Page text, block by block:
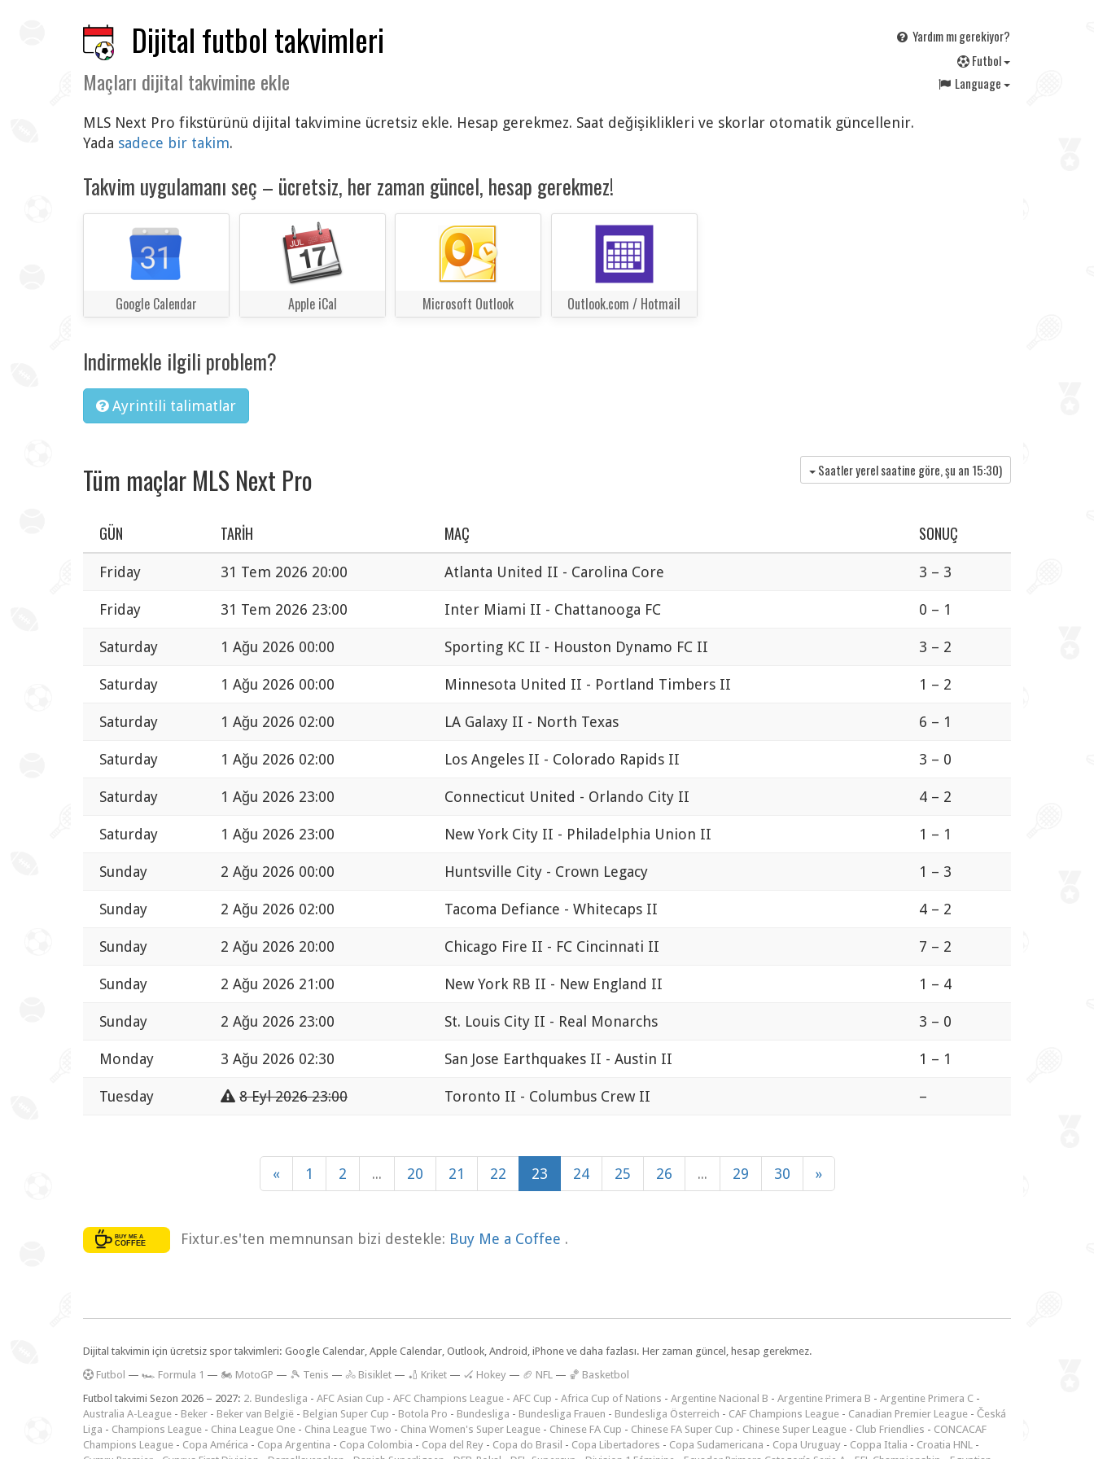
Dijital futbol takvimleri
Maçları dijital takvimine ekle
Yardım mı gerekiyor?
Futbol
Language
MLS Next Pro fikstürünü dijital takvimine ücretsiz ekle. Hesap gerekmez. Saat değişiklikleri ve skorlar otomatik güncellenir.
Yada sadece bir takim.
Takvim uygulamanı seç – ücretsiz, her zaman güncel, hesap gerekmez!
Google Calendar Apple iCal Microsoft Outlook Outlook.com / Hotmail
Indirmekle ilgili problem?
Ayrintili talimatlar
Tüm maçlar MLS Next Pro Saatler yerel saatine göre, şu an 15:30)
GÜN TARIH MAÇ SONUÇ
Friday 31 Tem 2026 20:00 Atlanta United II - Carolina Core 3 – 3
Friday 31 Tem 2026 23:00 Inter Miami II - Chattanooga FC 0 – 1
Saturday 1 Ağu 2026 00:00 Sporting KC II - Houston Dynamo FC II 3 – 2
Saturday 1 Ağu 2026 00:00 Minnesota United II - Portland Timbers II 1 – 2
Saturday 1 Ağu 2026 02:00 LA Galaxy II - North Texas 6 – 1
Saturday 1 Ağu 2026 02:00 Los Angeles II - Colorado Rapids II 3 – 0
Saturday 1 Ağu 2026 23:00 Connecticut United - Orlando City II 4 – 2
Saturday 1 Ağu 2026 23:00 New York City II - Philadelphia Union II 1 – 1
Sunday 2 Ağu 2026 00:00 Huntsville City - Crown Legacy 1 – 3
Sunday 2 Ağu 2026 02:00 Tacoma Defiance - Whitecaps II 4 – 2
Sunday 2 Ağu 2026 20:00 Chicago Fire II - FC Cincinnati II 7 – 2
Sunday 2 Ağu 2026 21:00 New York RB II - New England II 1 – 4
Sunday 2 Ağu 2026 23:00 St. Louis City II - Real Monarchs 3 – 0
Monday 3 Ağu 2026 02:30 San Jose Earthquakes II - Austin II 1 – 1
Tuesday 8 Eyl 2026 23:00 Toronto II - Columbus Crew II –
« 1 2 ... 20 21 22 23 24 25 26 ... 29 30 »
Fixtur.es'ten memnunsan bizi destekle: Buy Me a Coffee .
Dijital takvimin için ücretsiz spor takvimleri: Google Calendar, Apple Calendar, Outlook, Android, iPhone ve daha fazlası. Her zaman güncel, hesap gerekmez.
Futbol — 🏎️ Formula 1 — 🏍 MotoGP — 🎾 Tenis — 🚴 Bisiklet — 🏏 Kriket — 🏑 Hokey — 🏈 NFL — 🏀 Basketbol
Futbol takvimi Sezon 2026 – 2027: 2. Bundesliga - AFC Asian Cup - AFC Champions League - AFC Cup - Africa Cup of Nations - Argentine Nacional B - Argentine Primera B - Argentine Primera C -
Australia A-League - Beker - Beker van België - Belgian Super Cup - Botola Pro - Bundesliga - Bundesliga Frauen - Bundesliga Österreich - CAF Champions League - Canadian Premier League - Česká
Liga - Champions League - China League One - China League Two - China Women's Super League - Chinese FA Cup - Chinese FA Super Cup - Chinese Super League - Club Friendlies - CONCACAF
Champions League - Copa América - Copa Argentina - Copa Colombia - Copa del Rey - Copa do Brasil - Copa Libertadores - Copa Sudamericana - Copa Uruguay - Coppa Italia - Croatia HNL -